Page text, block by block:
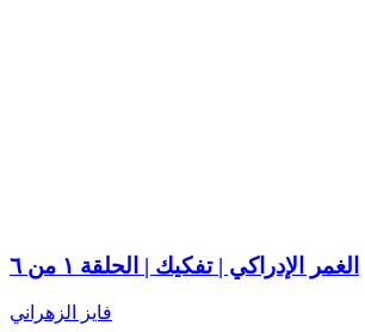
الغمر الإدراكي | تفكيك | الحلقة ١ من ٦
فايز الزهراني